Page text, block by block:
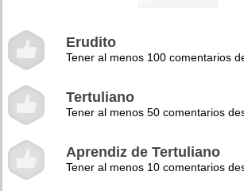
Erudito
Tener al menos 100 comentarios
Tertuliano
Tener al menos 50 comentarios
Aprendiz de Tertuliano
Tener al menos 10 comentarios